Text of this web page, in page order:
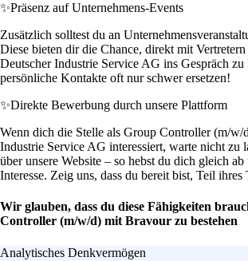
✨Präsenz auf Unternehmens-Events
Zusätzlich solltest du an
Diese bieten dir die Chance, direkt mit
Deutscher Industrie Service AG ins Gespräch
persönliche Kontakte oft nur schwer ersetzen!
✨Direkte Bewerbung durch unsere Plattform
Wenn dich die Stelle als Group Controller (m/w/
Industrie Service AG interessiert, warte nicht zu
über unsere Website – so hebst du dich gleich ab
Interesse. Zeig uns, dass du bereit bist, Teil ihres
Wir glauben, dass du diese Fähigkeiten
Controller (m/w/d) mit Bravour zu bestehen
Analytisches Denkvermögen